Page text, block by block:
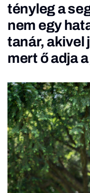
tényleg a
nem egy
tanár, akivel
mert ő adja